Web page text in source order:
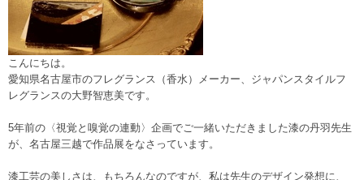
こんにちは。
愛知県名古屋市のフレグランス（香水）メーカー、ジャパンスタイルフ
レグランスの大野智恵美です。
5年前の〈視覚と嗅覚の連動〉企画でご一緒いただきました漆の丹羽先生
が、名古屋三越で作品展をなさっています。
漆工芸の美しさは、もちろんなのですが、私は先生のデザイン発想に、